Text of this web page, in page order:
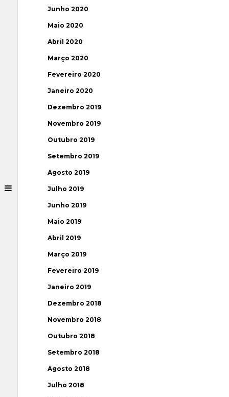
Junho 2020
Maio 2020
Abril 2020
Março 2020
Fevereiro 2020
Janeiro 2020
Dezembro 2019
Novembro 2019
Outubro 2019
Setembro 2019
Agosto 2019
Julho 2019
Junho 2019
Maio 2019
Abril 2019
Março 2019
Fevereiro 2019
Janeiro 2019
Dezembro 2018
Novembro 2018
Outubro 2018
Setembro 2018
Agosto 2018
Julho 2018